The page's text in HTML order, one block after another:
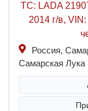
ТС: LADA
2014 г/в,
Россия,
Самарская Лука